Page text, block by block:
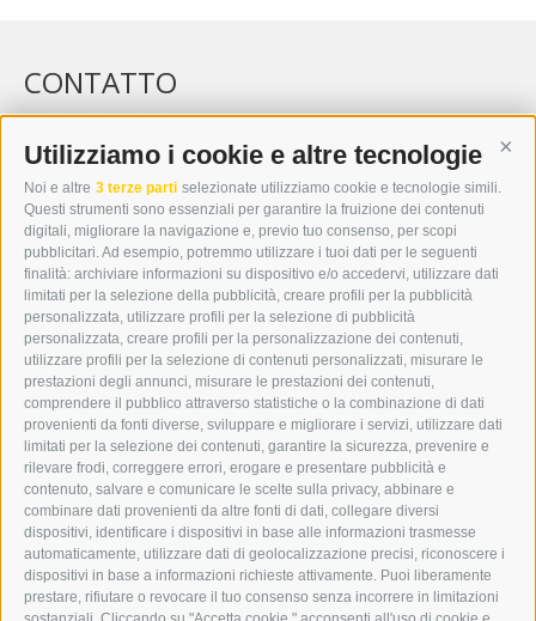
Utilizziamo i cookie e altre tecnologie
Noi e altre 3 terze parti selezionate utilizziamo cookie e tecnologie simili.
Questi strumenti sono essenziali per garantire la fruizione dei contenuti
digitali, migliorare la navigazione e, previo tuo consenso, per scopi
pubblicitari. Ad esempio, potremmo utilizzare i tuoi dati per le seguenti
finalità: archiviare informazioni su dispositivo e/o accedervi, utilizzare dati
limitati per la selezione della pubblicità, creare profili per la pubblicità
personalizzata, utilizzare profili per la selezione di pubblicità
personalizzata, creare profili per la personalizzazione dei contenuti,
utilizzare profili per la selezione di contenuti personalizzati, misurare le
prestazioni degli annunci, misurare le prestazioni dei contenuti,
comprendere il pubblico attraverso statistiche o la combinazione di dati
provenienti da fonti diverse, sviluppare e migliorare i servizi, utilizzare dati
limitati per la selezione dei contenuti, garantire la sicurezza, prevenire e
rilevare frodi, correggere errori, erogare e presentare pubblicità e
contenuto, salvare e comunicare le scelte sulla privacy, abbinare e
combinare dati provenienti da altre fonti di dati, collegare diversi
dispositivi, identificare i dispositivi in base alle informazioni trasmesse
automaticamente, utilizzare dati di geolocalizzazione precisi, riconoscere i
dispositivi in base a informazioni richieste attivamente. Puoi liberamente
prestare, rifiutare o revocare il tuo consenso senza incorrere in limitazioni
CONTATTO
WIPP-MEDIA GMBH
DER ERKER
I-39049 VIPITENO
TEL.: +39 0472 766876
GRAFIK@DERERKER.IT
INFO@DERERKER.IT
BARBARA.FONTANA@DERERKER.IT
ERKER
PUBBLICITÀ NELL’ERKER
PUBBLICITÀ ONLINE
ADDEBITO DIRETTO SEPA
REGOLAMENTO COMMENTI
ONLINE VOTING
SERVICE